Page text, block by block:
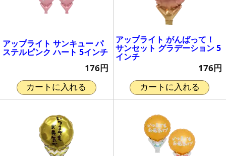
アップライト サンキュー パ
ステルピンク ハート 5インチ
176円
カートに入れる
アップライト がんばって！
サンセット グラデーション 5
インチ
176円
カートに入れる